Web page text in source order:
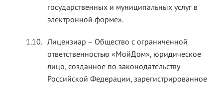
государственных и муниципальных услуг в
электронной форме».
1.10. Лицензиар – Общество с ограниченной
ответственностью «МойДом», юридическое
лицо, созданное по законодательству
Российской Федерации, зарегистрированное